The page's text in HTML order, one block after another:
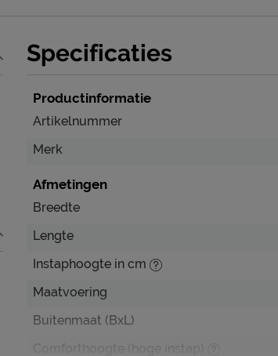
Specificaties
Productinformatie
Artikelnummer
Merk
Afmetingen
Breedte
Lengte
Instaphoogte in cm
Maatvoering
Buitenmaat (BxL)
Comforthoogte (hoge instap)